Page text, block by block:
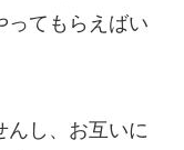
ってもらえばい
んし、お互いに